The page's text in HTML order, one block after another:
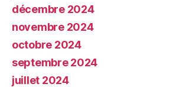
décembre 2024
novembre 2024
octobre 2024
septembre 2024
juillet 2024